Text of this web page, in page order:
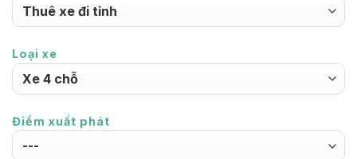
Loại xe
Điểm xuất phát